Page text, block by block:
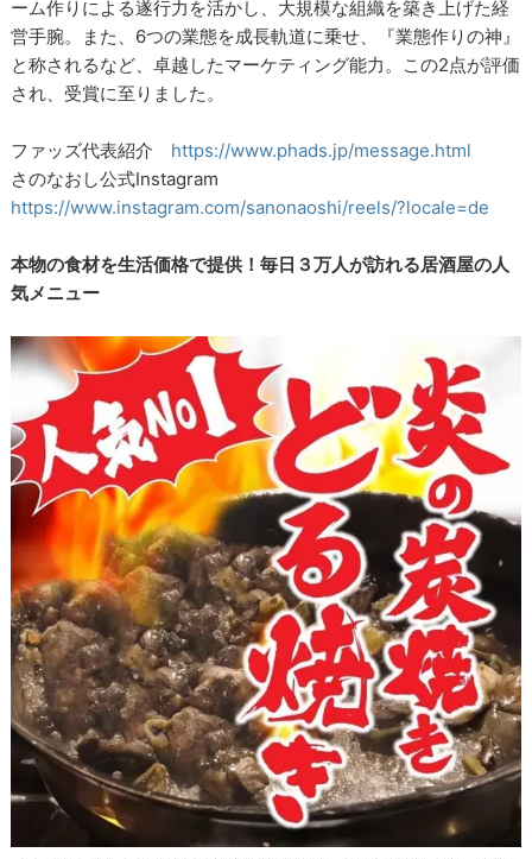
ーム作りによる遂行力を活かし、大規模な組織を築き上げた経
営手腕。また、6つの業態を成長軌道に乗せ、『業態作りの神』
と称されるなど、卓越したマーケティング能力。この2点が評価
され、受賞に至りました。
ファッズ代表紹介 https://www.phads.jp/message.html
さのなおし公式Instagram
https://www.instagram.com/sanonaoshi/reels/?locale=de
本物の食材を生活価格で提供！毎日３万人が訪れる居酒屋の人
気メニュー